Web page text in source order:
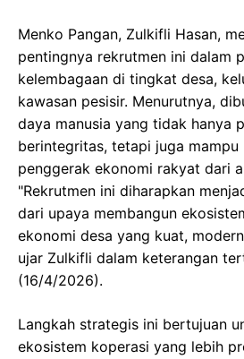
Menko Pangan, Zulkifli Hasan,
pentingnya rekrutmen ini dalam
kelembagaan di tingkat desa,
kawasan pesisir. Menurutnya,
daya manusia yang tidak hanya
berintegritas, tetapi juga
penggerak ekonomi rakyat dari
"Rekrutmen ini diharapkan
dari upaya membangun
ekonomi desa yang kuat,
ujar Zulkifli dalam keterangan
(16/4/2026).
Langkah strategis ini bertujuan
ekosistem koperasi yang lebih